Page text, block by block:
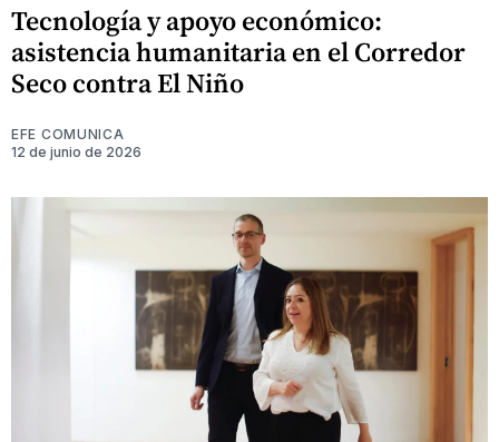
Tecnología y apoyo económico:
asistencia humanitaria en el Corredor
Seco contra El Niño
EFE COMUNICA
12 de junio de 2026